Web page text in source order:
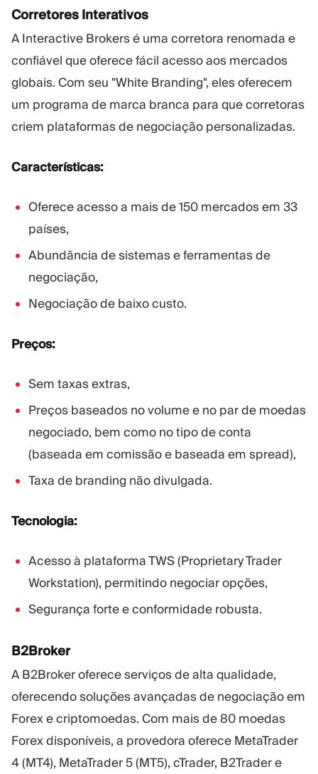
Corretores Interativos
A Interactive Brokers é uma corretora renomada e
confiável que oferece fácil acesso aos mercados
globais. Com seu "White Branding", eles oferecem
um programa de marca branca para que corretoras
criem plataformas de negociação personalizadas.
Características:
Oferece acesso a mais de 150 mercados em 33
países,
Abundância de sistemas e ferramentas de
negociação,
Negociação de baixo custo.
Preços:
Sem taxas extras,
Preços baseados no volume e no par de moedas
negociado, bem como no tipo de conta
(baseada em comissão e baseada em spread),
Taxa de branding não divulgada.
Tecnologia:
Acesso à plataforma TWS (Proprietary Trader
Workstation), permitindo negociar opções,
Segurança forte e conformidade robusta.
B2Broker
A B2Broker oferece serviços de alta qualidade,
oferecendo soluções avançadas de negociação em
Forex e criptomoedas. Com mais de 80 moedas
Forex disponíveis, a provedora oferece MetaTrader
4 (MT4), MetaTrader 5 (MT5), cTrader, B2Trader e